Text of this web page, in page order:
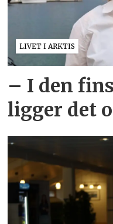
LIVET I ARKTIS
– I den
ligger det